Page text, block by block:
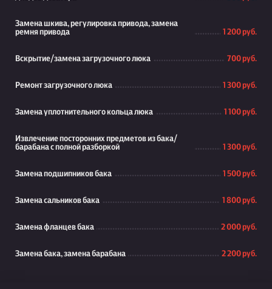
Замена шкива, регулировка привода, замена
ремня привода
1 200 руб.
Вскрытие/замена загрузочного люка 700 руб.
Ремонт загрузочного люка 1 300 руб.
Замена уплотнительного кольца люка 1 100 руб.
Извлечение посторонних предметов из бака/
барабана с полной разборкой
1 300 руб.
Замена подшипников бака 1 500 руб.
Замена сальников бака 1 800 руб.
Замена фланцев бака 2 000 руб.
Замена бака, замена барабана 2 200 руб.